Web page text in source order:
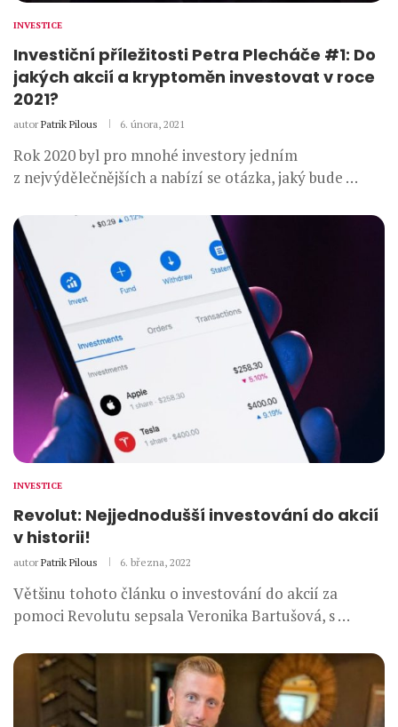
INVESTICE
Investiční příležitosti Petra Plecháče #1: Do
jakých akcií a kryptoměn investovat v roce
2021?
autor Patrik Pilous 6. února, 2021
Rok 2020 byl pro mnohé investory jedním
z nejvýdělečnějších a nabízí se otázka, jaký bude …
INVESTICE
Revolut: Nejjednodušší investování do akcií
v historii!
autor Patrik Pilous 6. března, 2022
Většinu tohoto článku o investování do akcií za
pomoci Revolutu sepsala Veronika Bartušová, s …